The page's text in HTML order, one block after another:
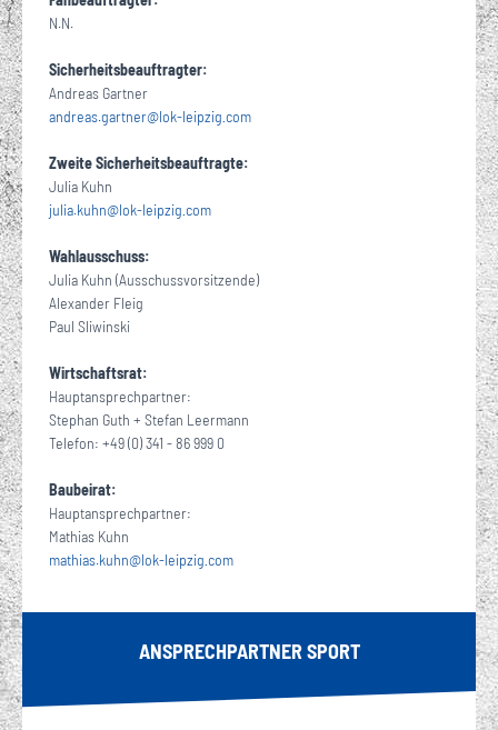
N.N.
Sicherheitsbeauftragter:
Andreas Gartner
andreas.gartner@lok-leipzig·com
Zweite Sicherheitsbeauftragte:
Julia Kuhn
julia.kuhn@lok-leipzig·com
Wahlausschuss:
Julia Kuhn (Ausschussvorsitzende)
Alexander Fleig
Paul Sliwinski
Wirtschaftsrat:
Hauptansprechpartner:
Stephan Guth + Stefan Leermann
Telefon: +49 (0) 341 - 86 999 0
Baubeirat:
Hauptansprechpartner:
Mathias Kuhn
mathias.kuhn@lok-leipzig·com
ANSPRECHPARTNER SPORT